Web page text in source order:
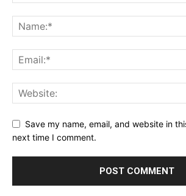
Save my name, email, and website in
next time I comment.